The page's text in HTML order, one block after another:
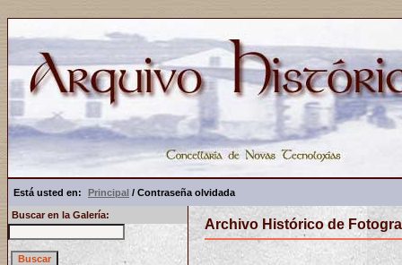
Está usted en: Principal / Contraseña olvidada
Buscar en la Galería:
Archivo Histórico de